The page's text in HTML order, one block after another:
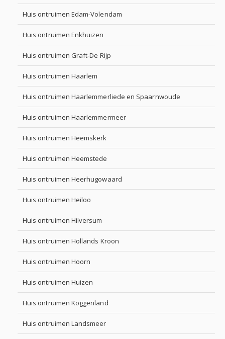
Huis ontruimen Edam-Volendam
Huis ontruimen Enkhuizen
Huis ontruimen Graft-De Rijp
Huis ontruimen Haarlem
Huis ontruimen Haarlemmerliede en Spaarnwoude
Huis ontruimen Haarlemmermeer
Huis ontruimen Heemskerk
Huis ontruimen Heemstede
Huis ontruimen Heerhugowaard
Huis ontruimen Heiloo
Huis ontruimen Hilversum
Huis ontruimen Hollands Kroon
Huis ontruimen Hoorn
Huis ontruimen Huizen
Huis ontruimen Koggenland
Huis ontruimen Landsmeer